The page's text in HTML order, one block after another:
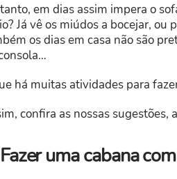
em dias assim impera o
Já vê os miúdos a bocejar, ou
os dias em casa não são
há muitas atividades para
confira as nossas
uma cabana